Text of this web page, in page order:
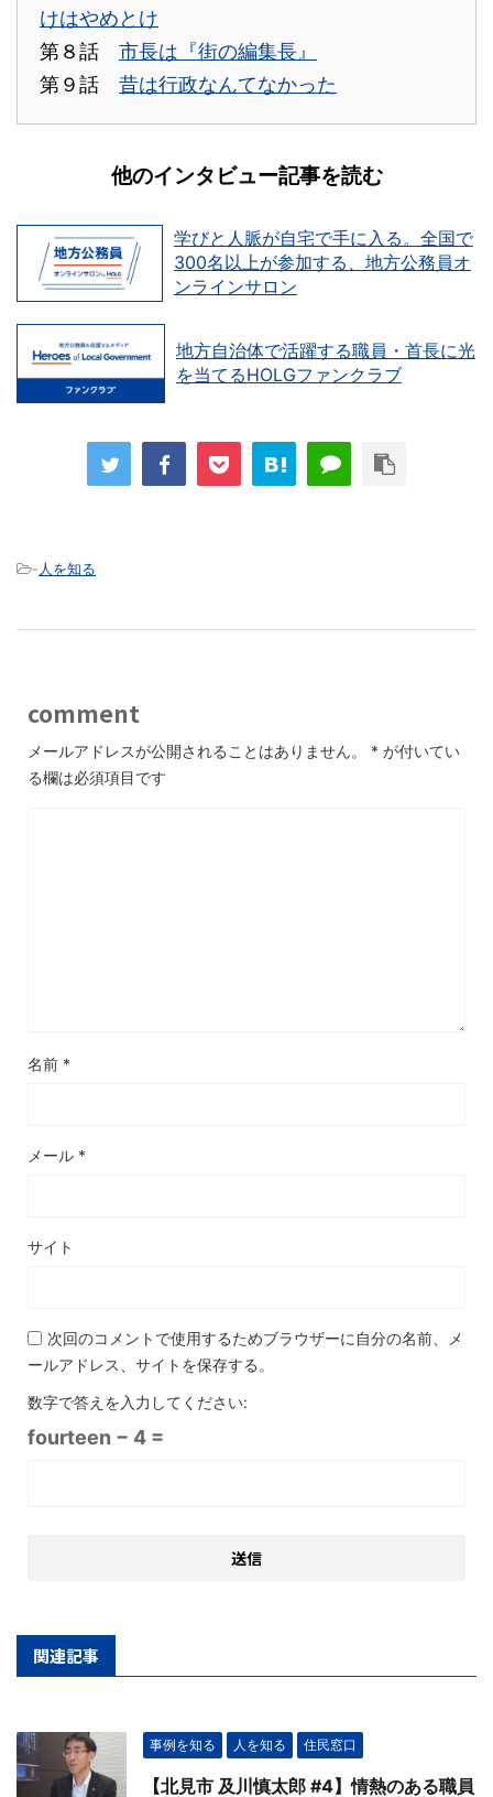
けはやめとけ
第８話 市長は『街の編集長』
第９話 昔は行政なんてなかった
他のインタビュー記事を読む
学びと人脈が自宅で手に入る。全国で
300名以上が参加する、地方公務員オ
ンラインサロン
地方自治体で活躍する職員・首長に光
を当てるHOLGファンクラブ
- 人を知る
comment
メールアドレスが公開されることはありません。 * が付いてい
る欄は必須項目です
名前 *
メール *
サイト
次回のコメントで使用するためブラウザーに自分の名前、メ
ールアドレス、サイトを保存する。
数字で答えを入力してください:
fourteen − 4 =
関連記事
事例を知る 人を知る 住民窓口
【北見市 及川慎太郎 #4】情熱のある職員